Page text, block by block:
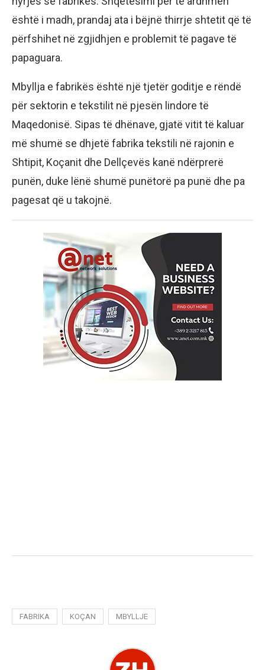
është i madh, prandaj ata i bëjnë thirrje shtetit që të
përfshihet në zgjidhjen e problemit të pagave të
papaguara.
Mbyllja e fabrikës është një tjetër goditje e rëndë
për sektorin e tekstilit në pjesën lindore të
Maqedonisë. Sipas të dhënave, gjatë vitit të kaluar
më shumë se dhjetë fabrika tekstili në rajonin e
Shtipit, Koçanit dhe Dellçevës kanë ndërprerë
punën, duke lënë shumë punëtorë pa punë dhe pa
pagesat që u takojnë.
FABRIKA KOÇAN MBYLLJE